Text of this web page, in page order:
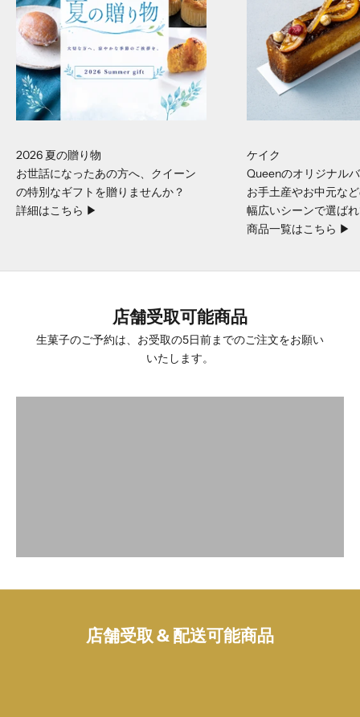
2026 夏の贈り物
お世話になったあの方へ、クイーン
の特別なギフトを贈りませんか？
詳細はこちら ▶︎
ケイク
Queenのオリジナル
お手土産やお中元な
幅広いシーンで選ば
商品一覧はこちら ▶︎
店舗受取可能商品
生菓子のご予約は、お受取の5日前までのご注文をお願い
いたします。
RESERVE A CAKE
CUT A CAKE
店舗受取 & 配送可能商品